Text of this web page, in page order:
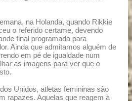
na Holanda, quando Rikkie
o referido certame, devendo
final programada para
Ainda que admitamos alguém de
em pé de igualdade num
as imagens para ver que o
Unidos, atletas femininas são
rapazes. Aquelas que reagem à